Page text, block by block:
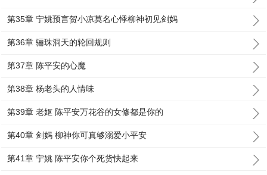
第35章 宁姚预言贺小凉莫名心悸柳神初见剑妈
第36章 骊珠洞天的轮回规则
第37章 陈平安的心魔
第38章 杨老头的人情味
第39章 老妪 陈平安万花谷的女修都是你的
第40章 剑妈 柳神你可真够溺爱小平安
第41章 宁姚 陈平安你个死货快起来